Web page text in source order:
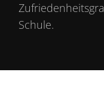
Schule.